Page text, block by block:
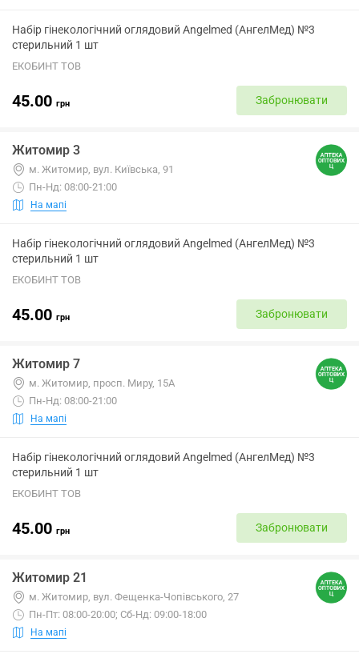
Набір гінекологічний оглядовий Angelmed (АнгелМед) №3
стерильний 1 шт
ЕКОБИНТ ТОВ
45.00 грн Забронювати
Житомир 3
м. Житомир, вул. Київська, 91
Пн-Нд: 08:00-21:00
На мапі
Набір гінекологічний оглядовий Angelmed (АнгелМед) №3
стерильний 1 шт
ЕКОБИНТ ТОВ
45.00 грн Забронювати
Житомир 7
м. Житомир, просп. Миру, 15А
Пн-Нд: 08:00-21:00
На мапі
Набір гінекологічний оглядовий Angelmed (АнгелМед) №3
стерильний 1 шт
ЕКОБИНТ ТОВ
45.00 грн Забронювати
Житомир 21
м. Житомир, вул. Фещенка-Чопівського, 27
Пн-Пт: 08:00-20:00; Сб-Нд: 09:00-18:00
На мапі